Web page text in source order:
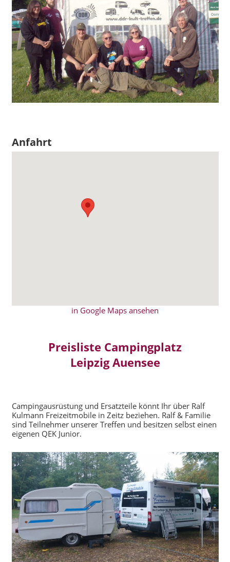
Anfahrt
in Google Maps ansehen
Preisliste Campingplatz
Leipzig Auensee
Campingausrüstung und Ersatzteile könnt Ihr über Ralf
Kulmann Freizeitmobile in Zeitz beziehen. Ralf & Familie
sind Teilnehmer unserer Treffen und besitzen selbst einen
eigenen QEK Junior.